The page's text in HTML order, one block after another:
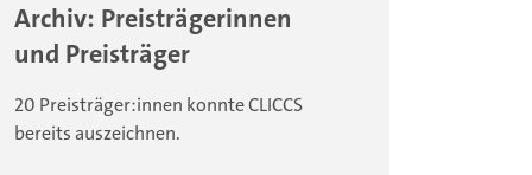
Archiv: Preisträgerinnen
und Preisträger
20 Preisträger:innen konnte CLICCS
bereits auszeichnen.